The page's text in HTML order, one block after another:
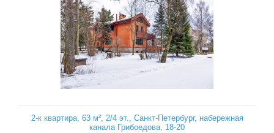
2-к квартира, 63 м², 2/4 эт., Санкт-Петербург, набережная
канала Грибоедова, 18-20